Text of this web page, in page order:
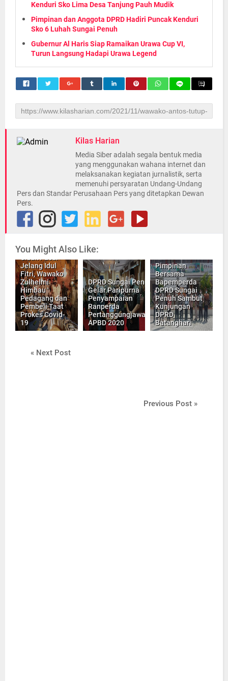
Kenduri Sko Lima Desa Tanjung Pauh Mudik
Pimpinan dan Anggota DPRD Hadiri Puncak Kenduri
Sko 6 Luhah Sungai Penuh
Gubernur Al Haris Siap Ramaikan Urawa Cup VI,
Turun Langsung Hadapi Urawa Legend
Kilas Harian
Media Siber adalah segala bentuk media
yang menggunakan wahana internet dan
melaksanakan kegiatan jurnalistik, serta
memenuhi persyaratan Undang-Undang
Pers dan Standar Perusahaan Pers yang ditetapkan Dewan
Pers.
You Might Also Like:
Jelang Idul
Fitri, Wawako
Zulhelmi
Himbau
Pedagang dan
Pembeli Taat
Prokes Covid-
19
DPRD Sungai Penuh
Gelar Paripurna
Penyampaian
Ranperda
Pertanggungjawaban
APBD 2020
Pimpinan
Bersama
Bapemperda
DPRD Sungai
Penuh Sambut
Kunjungan
DPRD
Batanghari
« Next Post
Previous Post »